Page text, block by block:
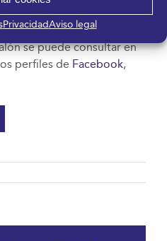
PrivacidadAviso legal
la Costa del Sol (Aehcos).
se puede consultar en
perfiles de Facebook,